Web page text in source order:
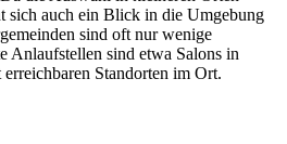
sich auch ein Blick in die Umgebung
sind oft nur wenige
Anlaufstellen sind etwa Salons in
Standorten im Ort.